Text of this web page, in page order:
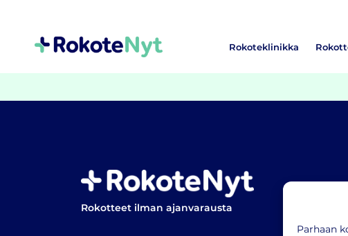
Parhaan
Rokoteklinikka
Rokotteet ilman ajanvarausta